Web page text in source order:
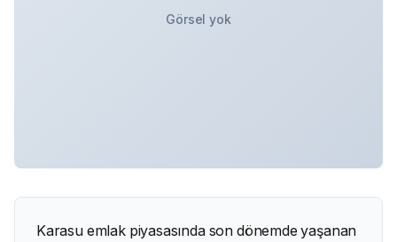
Görsel yok
Karasu emlak piyasasında son dönemde yaşanan